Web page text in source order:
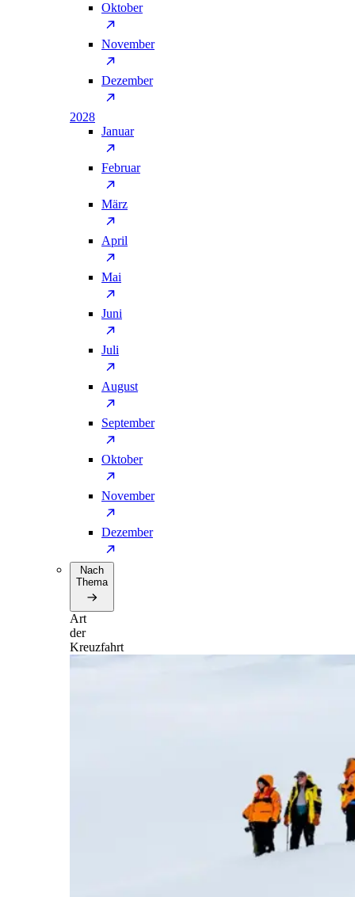
Oktober
November
Dezember
2028
Januar
Februar
März
April
Mai
Juni
Juli
August
September
Oktober
November
Dezember
Nach
Thema
Art
der
Kreuzfahrt